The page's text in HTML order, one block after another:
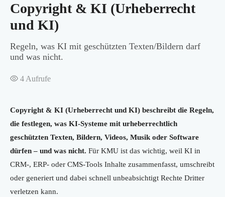
Copyright & KI (Urheberrecht
und KI)
Regeln, was KI mit geschützten Texten/Bildern darf
und was nicht.
4 Aufrufe
Copyright & KI (Urheberrecht und KI) beschreibt die Regeln,
die festlegen, was KI-Systeme mit urheberrechtlich
geschützten Texten, Bildern, Videos, Musik oder Software
dürfen – und was nicht. Für KMU ist das wichtig, weil KI in
CRM-, ERP- oder CMS-Tools Inhalte zusammenfasst, umschreibt
oder generiert und dabei schnell unbeabsichtigt Rechte Dritter
verletzen kann.